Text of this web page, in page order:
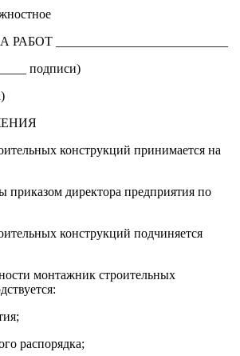
___________________________
подписи)
конструкций принимается на
приказом директора предприятия по
конструкций подчиняется
монтажник строительных
распорядка;